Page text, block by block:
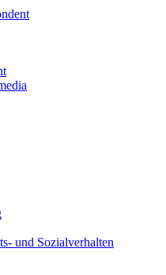
und Sozialverhalten